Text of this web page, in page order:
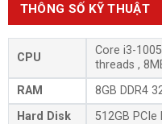
THÔNG SỐ KỸ THUẬT
CPU
Core i3-
threads ,
RAM
8GB DDR4
Hard Disk
512GB PCIe